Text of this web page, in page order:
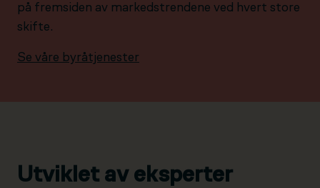
på fremsiden av markedstrendene ved hvert store
skifte.
Se våre byråtjenester
Utviklet av eksperter